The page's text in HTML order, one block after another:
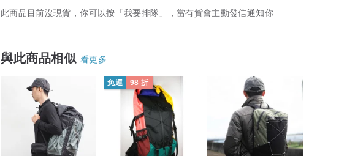
此商品目前沒現貨，你可以按「我要排隊」，當有貨會主動發信通知你
與此商品相似 看更多
免運 98 折